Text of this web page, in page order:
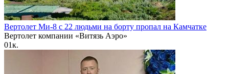
Вертолет Ми-8 с 22 людьми на борту пропал на Камчатке
Вертолет компании «Витязь Аэро»
01к.